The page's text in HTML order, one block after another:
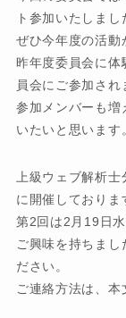
ト参加いたしまし
ぜひ今年度の活動
昨年度委員会に
員会にご参加され
参加メンバーも増
いたいと思います
上級ウェブ解析士
に開催しておりま
第2回は2月19日水
ご興味を持ちまし
ださい。
ご連絡方法は、本